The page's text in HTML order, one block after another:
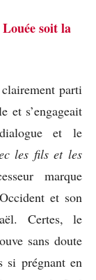
Louée soit la
parti
et s’engageait
et le
les fils et les
marque
et son
Certes, le
sans doute
si prégnant en